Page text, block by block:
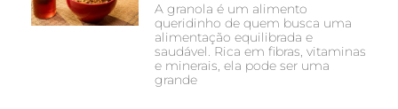
A granola é um alimento
queridinho de quem busca uma
alimentação equilibrada e
saudável. Rica em fibras, vitaminas
e minerais, ela pode ser uma
grande